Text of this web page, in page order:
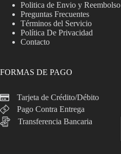
Politica de Envio y Reembolso
Preguntas Frecuentes
Términos del Servicio
Política De Privacidad
Contacto
FORMAS DE PAGO
Tarjeta de Crédito/Débito
Pago Contra Entrega
Transferencia Bancaria